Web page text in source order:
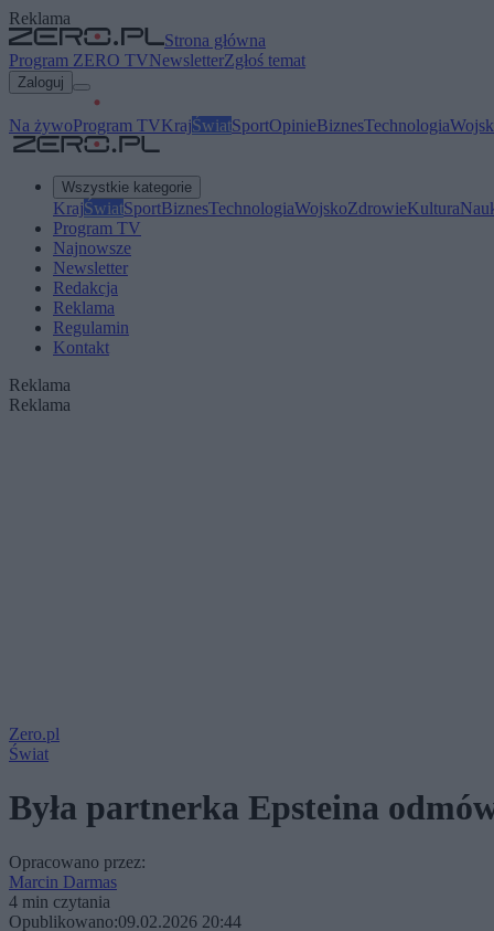
Reklama
Strona główna
Program ZERO TVNewsletterZgłoś temat
Zaloguj
Na żywoProgram TVKrajŚwiatSportOpinieBiznesTechnologia
Wszystkie kategorie
KrajŚwiatSportBiznesTechnologiaWojskoZdrowieKultura
Program TV
Najnowsze
Newsletter
Redakcja
Reklama
Regulamin
Kontakt
Reklama
Reklama
Zero.pl
Świat
Była partnerka Epsteina
Opracowano przez:
Marcin Darmas
4 min czytania
Opublikowano:09.02.2026 20:44